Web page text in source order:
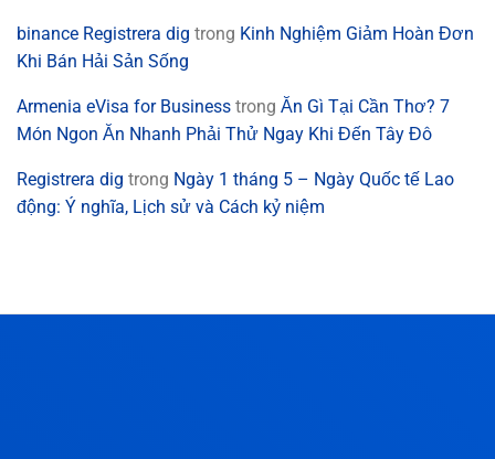
binance Registrera dig trong Kinh Nghiệm Giảm Hoàn Đơn
Khi Bán Hải Sản Sống
Armenia eVisa for Business trong Ăn Gì Tại Cần Thơ? 7
Món Ngon Ăn Nhanh Phải Thử Ngay Khi Đến Tây Đô
Registrera dig trong Ngày 1 tháng 5 – Ngày Quốc tế Lao
động: Ý nghĩa, Lịch sử và Cách kỷ niệm